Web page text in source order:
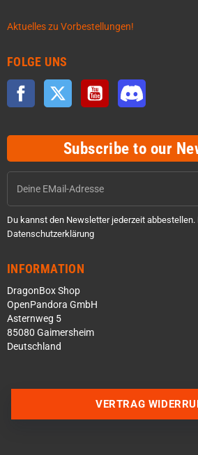
Aktuelles zu Vorbestellungen!
FOLGE UNS
Facebook Twitter YouTube
Subscribe to our
Du kannst den Newsletter jederzeit
Datenschutzerklärung
INFORMATION
DragonBox Shop
OpenPandora GmbH
Asternweg 5
85080 Gaimersheim
Deutschland
VERTRAG